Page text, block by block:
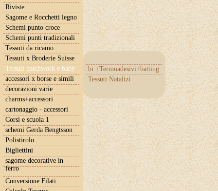
Riviste
Sagome e Rocchetti legno
Schemi punto croce
Schemi punti tradizionali
Tessuti da ricamo
Tessuti x Broderie Suisse
Tessuti patchwork e baby
bi +Termoadesivi+batting
Tessuti Natalizi
accessori x borse e simili
decorazioni varie
charms+accessori
cartonaggio - accessori
Corsi e scuola 1
schemi Gerda Bengtsson
Polistirolo
Bigliettini
sagome decorative in
ferro
Conversione Filati